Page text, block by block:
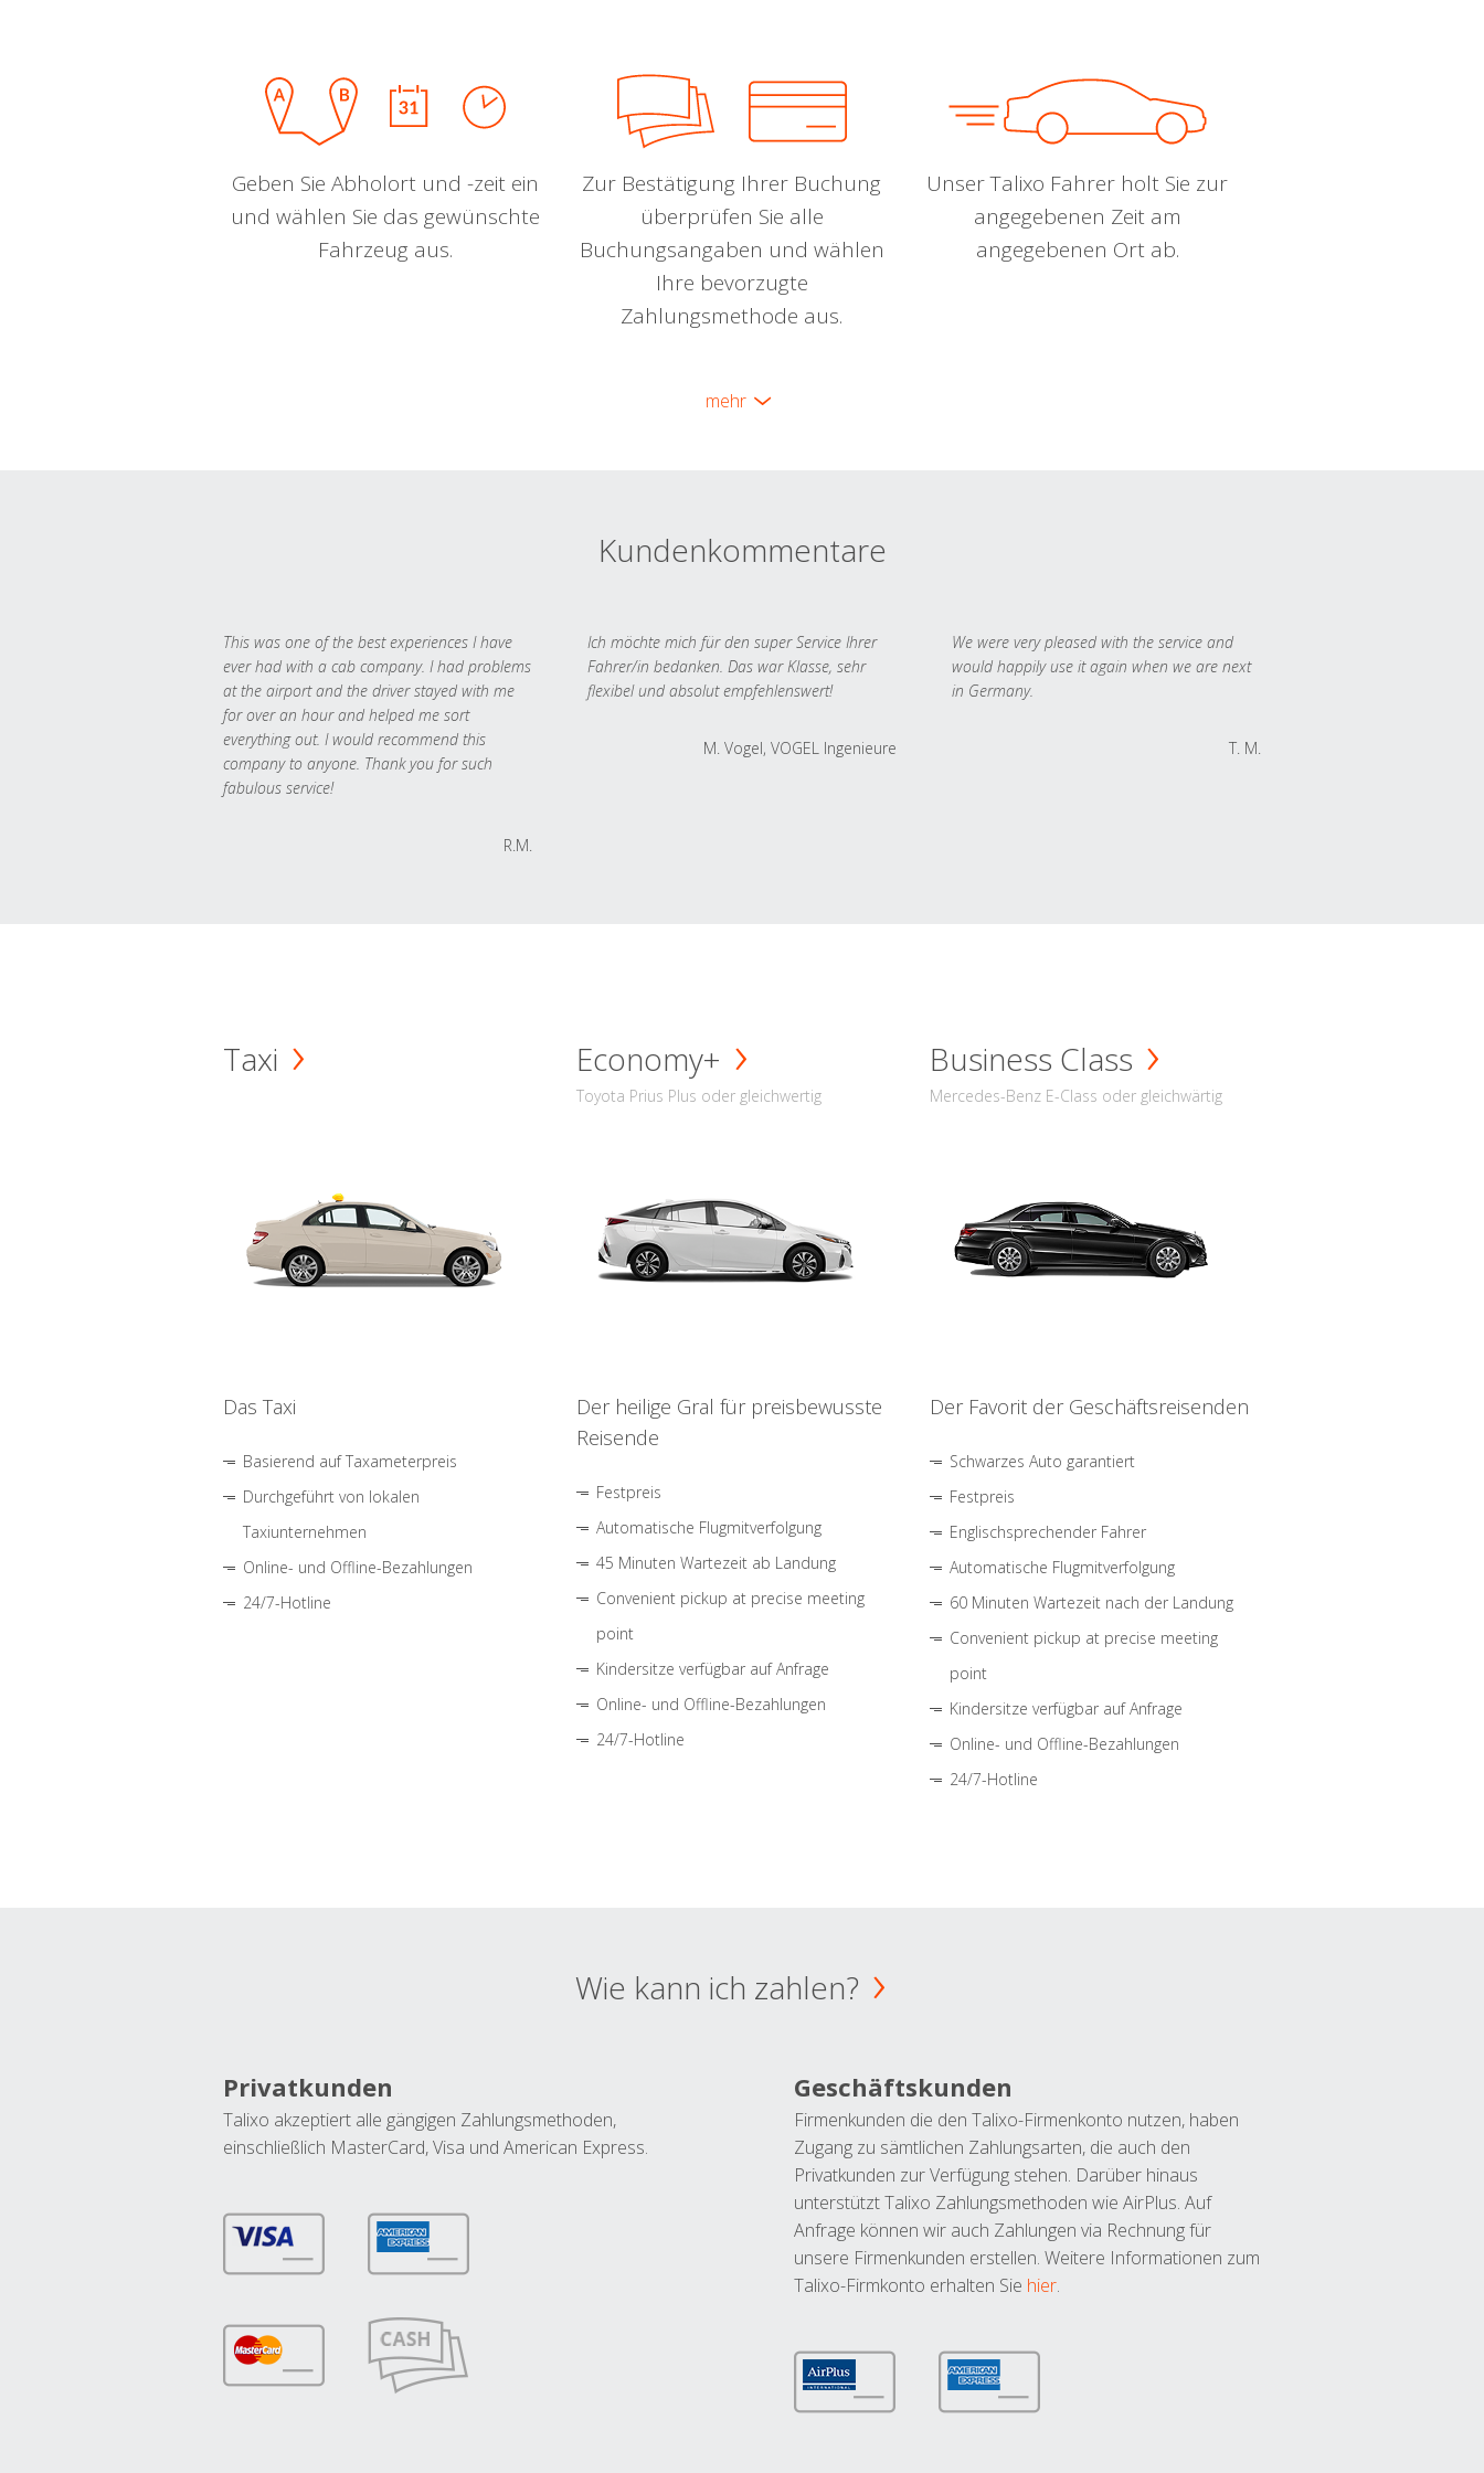
Geben Sie Abholort und -zeit ein
und wählen Sie das gewünschte
Fahrzeug aus.
Zur Bestätigung Ihrer Buchung
überprüfen Sie alle
Buchungsangaben und wählen
Ihre bevorzugte
Zahlungsmethode aus.
Unser Talixo Fahrer holt Sie zur
angegebenen Zeit am
angegebenen Ort ab.
mehr
Kundenkommentare
This was one of the best experiences I have
ever had with a cab company. I had problems
at the airport and the driver stayed with me
for over an hour and helped me sort
everything out. I would recommend this
company to anyone. Thank you for such
fabulous service!
R.M.
Ich möchte mich für den super Service Ihrer
Fahrer/in bedanken. Das war Klasse, sehr
flexibel und absolut empfehlenswert!
M. Vogel, VOGEL Ingenieure
We were very pleased with the service and
would happily use it again when we are next
in Germany.
T. M.
Taxi
Das Taxi
Basierend auf Taxameterpreis
Durchgeführt von lokalen
Taxiunternehmen
Online- und Offline-Bezahlungen
24/7-Hotline
Economy+
Toyota Prius Plus oder gleichwertig
Der heilige Gral für preisbewusste
Reisende
Festpreis
Automatische Flugmitverfolgung
45 Minuten Wartezeit ab Landung
Convenient pickup at precise meeting
point
Kindersitze verfügbar auf Anfrage
Online- und Offline-Bezahlungen
24/7-Hotline
Business Class
Mercedes-Benz E-Class oder gleichwärtig
Der Favorit der Geschäftsreisenden
Schwarzes Auto garantiert
Festpreis
Englischsprechender Fahrer
Automatische Flugmitverfolgung
60 Minuten Wartezeit nach der Landung
Convenient pickup at precise meeting
point
Kindersitze verfügbar auf Anfrage
Online- und Offline-Bezahlungen
24/7-Hotline
Wie kann ich zahlen?
Privatkunden
Talixo akzeptiert alle gängigen Zahlungsmethoden,
einschließlich MasterCard, Visa und American Express.
Geschäftskunden
Firmenkunden die den Talixo-Firmenkonto nutzen, haben
Zugang zu sämtlichen Zahlungsarten, die auch den
Privatkunden zur Verfügung stehen. Darüber hinaus
unterstützt Talixo Zahlungsmethoden wie AirPlus. Auf
Anfrage können wir auch Zahlungen via Rechnung für
unsere Firmenkunden erstellen. Weitere Informationen zum
Talixo-Firmkonto erhalten Sie hier.